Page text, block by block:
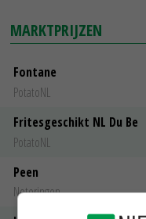
MARKTPRIJZEN
Fontane
PotatoNL
Fritesgeschikt NL Du Be
PotatoNL
Peen
Noteringen